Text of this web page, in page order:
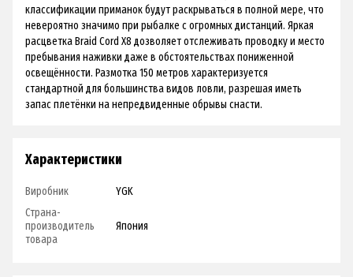
классификации приманок будут раскрываться в полной мере, что
невероятно значимо при рыбалке с огромных дистанций. Яркая
расцветка Braid Cord X8 дозволяет отслеживать проводку и место
пребывания наживки даже в обстоятельствах пониженной
освещённости. Размотка 150 метров характеризуется
стандартной для большинства видов ловли, разрешая иметь
запас плетёнки на непредвиденные обрывы снасти.
Характеристики
Виробник
YGK
Страна-
производитель
товара
Япония